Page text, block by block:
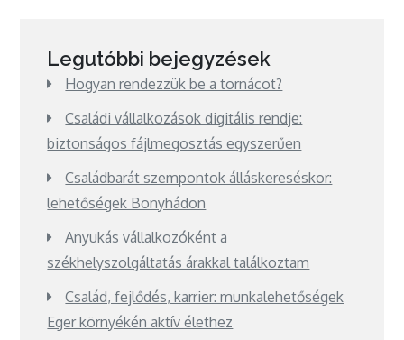
Legutóbbi bejegyzések
Hogyan rendezzük be a tornácot?
Családi vállalkozások digitális rendje:
biztonságos fájlmegosztás egyszerűen
Családbarát szempontok álláskereséskor:
lehetőségek Bonyhádon
Anyukás vállalkozóként a
székhelyszolgáltatás árakkal találkoztam
Család, fejlődés, karrier: munkalehetőségek
Eger környékén aktív élethez